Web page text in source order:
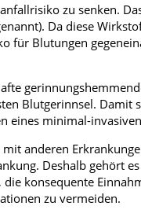
zu senken.
Da diese
für Blutungen
Blutgerinnsel. Damit
eines minimal-
anderen
Deshalb gehört
konsequente
zu vermeiden.